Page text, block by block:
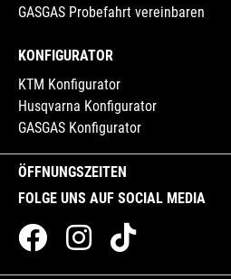
ÖFFNUNGSZEITEN
FOLGE UNS AUF SOCIAL MEDIA
GASGAS Probefahrt vereinbaren
KONFIGURATOR
KTM Konfigurator
Husqvarna Konfigurator
GASGAS Konfigurator